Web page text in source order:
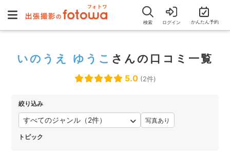
検索 ログイン かんたん予約
いのうえ ゆうこ さんの口コミ一覧
5.0 (2件)
絞り込み
すべてのジャンル（2件） 写真あり
トピック